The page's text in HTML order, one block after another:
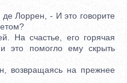
Лоррен, - И это говорите
счастье, его горячая
это помогло ему скрыть
на прежнее